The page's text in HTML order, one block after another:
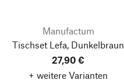
Manufactum
Tischset Lefa, Dunkelbraun
27,90 €
+ weitere Varianten